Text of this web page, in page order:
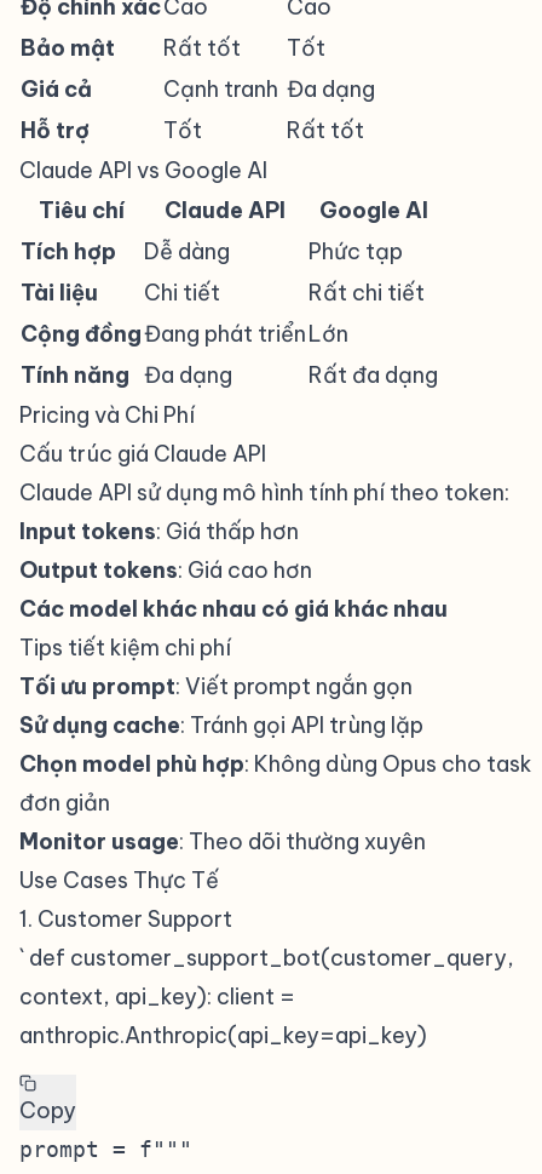
Độ chính xácCao
Cao
Bảo mật
Rất tốt
Tốt
Giá cả
Cạnh tranh Đa dạng
Hỗ trợ
Tốt
Rất tốt
Claude API vs Google AI
Tiêu chí
Claude API
Google AI
Tích hợp
Dễ dàng
Phức tạp
Tài liệu
Chi tiết
Rất chi tiết
Cộng đồngĐang phát triểnLớn
Tính năng Đa dạng
Rất đa dạng
Pricing và Chi Phí
Cấu trúc giá Claude API
Claude API sử dụng mô hình tính phí theo token:
Input tokens: Giá thấp hơn
Output tokens: Giá cao hơn
Các model khác nhau có giá khác nhau
Tips tiết kiệm chi phí
Tối ưu prompt: Viết prompt ngắn gọn
Sử dụng cache: Tránh gọi API trùng lặp
Chọn model phù hợp: Không dùng Opus cho task
đơn giản
Monitor usage: Theo dõi thường xuyên
Use Cases Thực Tế
1. Customer Support
` def customer_support_bot(customer_query,
context, api_key): client =
anthropic.Anthropic(api_key=api_key)
Copy
prompt = f"""